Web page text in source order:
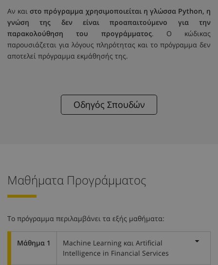
Αν καιστο πρόγραμμα χρησιμοποιείται η γλώσσα Python, η
γνώση της δεν είναι προαπαιτούμενο για την
παρακολούθηση του προγράμματος. Ο κώδικας
παρουσιάζεται για λόγους πληρότητας και το πρόγραμμα δεν
αποτελεί πρόγραμμα εκμάθησής της.
Οδηγός Σπουδών
Μαθήματα Προγράμματος
Το πρόγραμμα περιλαμβάνει τα εξής μαθήματα:
Μάθημα 1
Machine Learning και Artificial
Intelligence in Financial Services